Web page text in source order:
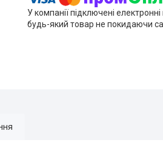
У компанії підключені
будь-який товар не покидаючи